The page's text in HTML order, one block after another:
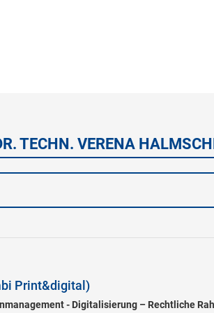
TECHN. VERENA
Print&digital)
- Digitalisierung – Rechtliche